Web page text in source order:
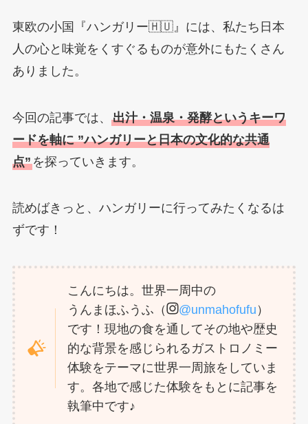
東欧の小国『ハンガリー🇭🇺』には、私たち日本
人の心と味覚をくすぐるものが意外にもたくさん
ありました。
今回の記事では、 出汁・温泉・発酵というキーワ
ードを軸に ”ハンガリーと日本の文化的な共通
点”を探っていきます。
読めばきっと、ハンガリーに行ってみたくなるは
ずです！
こんにちは。世界一周中の
うんまほふうふ（
@unmahofufu ）
です！現地の食を通してその地や歴史
的な背景を感じられるガストロノミー
体験をテーマに世界一周旅をしていま
す。各地で感じた体験をもとに記事を
執筆中です♪